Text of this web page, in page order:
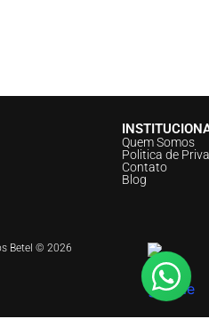
Quem Somos
Politica de
Contato
Blog
Betel © 2026